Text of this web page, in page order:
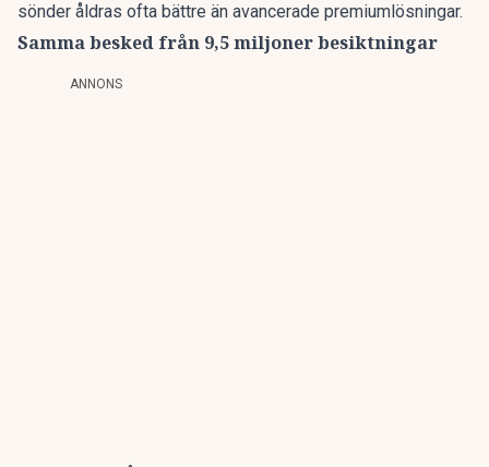
sönder åldras ofta bättre än avancerade premiumlösningar.
Samma besked från 9,5 miljoner besiktningar
ANNONS